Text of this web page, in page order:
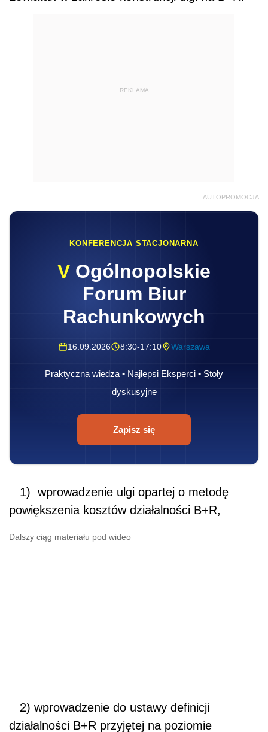
REKLAMA
AUTOPROMOCJA
KONFERENCJA STACJONARNA
V Ogólnopolskie
Forum Biur
Rachunkowych
16.09.2026 8:30-17:10 Warszawa
Praktyczna wiedza • Najlepsi Eksperci • Stoły
dyskusyjne
Zapisz się
1) wprowadzenie ulgi opartej o metodę
powiększenia kosztów działalności B+R,
Dalszy ciąg materiału pod wideo
2) wprowadzenie do ustawy definicji
działalności B+R przyjętej na poziomie